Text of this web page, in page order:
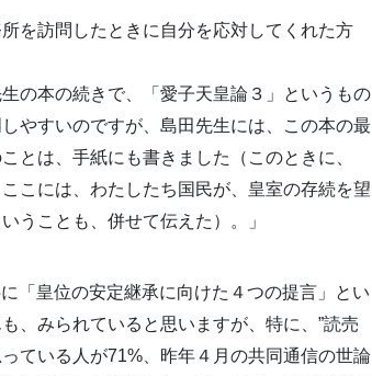
を訪問したときに自分を応対してくれた方
の本の続きで、「愛子天皇論３」というもの
やすいのですが、島田先生には、この本の最
とは、手紙にも書きました（このときに、
こには、わたしたち国民が、皇室の存続を望
うことも、併せて伝えた）。」
「皇位の安定継承に向けた４つの提言」とい
、みられていると思いますが、特に、”読売
ている人が71%、昨年４月の共同通信の世論